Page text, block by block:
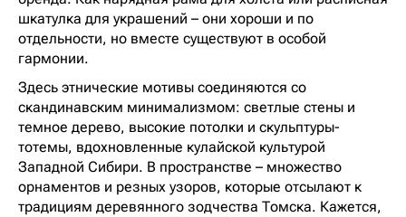
шкатулка для украшений – они хороши и по
отдельности, но вместе существуют в особой
гармонии.
Здесь этнические мотивы соединяются со
скандинавским минимализмом: светлые стены и
темное дерево, высокие потолки и скульптуры-
тотемы, вдохновленные кулайской культурой
Западной Сибири. В пространстве – множество
орнаментов и резных узоров, которые отсылают к
традициям деревянного зодчества Томска. Кажется,